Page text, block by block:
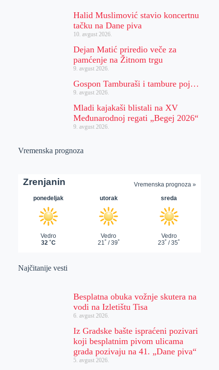
Halid Muslimović stavio koncertnu
tačku na Dane piva
10. avgust 2026.
Dejan Matić priredio veče za
pamćenje na Žitnom trgu
9. avgust 2026.
Gospon Tamburaši i tambure poj…
9. avgust 2026.
Mladi kajakaši blistali na XV
Međunarodnoj regati „Begej 2026“
9. avgust 2026.
Vremenska prognoza
Najčitanije vesti
Besplatna obuka vožnje skutera na
vodi na Izletištu Tisa
6. avgust 2026.
Iz Gradske bašte ispraćeni pozivari
koji besplatnim pivom ulicama
grada pozivaju na 41. „Dane piva“
5. avgust 2026.